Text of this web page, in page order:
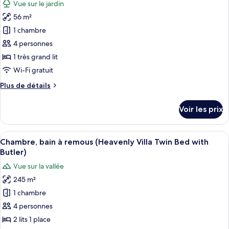
(Heavenly
Pool
Villa
with
Butler)
photos
pour
ce
type
de
chambre :
Forest
King
Bed
with
Butler
Service
Vue sur le jardin
56 m²
1 chambre
4 personnes
1 très grand lit
Wi-Fi gratuit
Plus de détails
Plus
le
type
de
chambre
Impressive
Forest
Corner
Suite
King
Bed
Butler
Voir les prix
Afficher
toutes
photos
pour
ce
type
de
Une chambre d’hôtel avec un lit à
5
Chambre, bain à remous (Heavenly Villa Twin Bed with
Butler)
Vue sur la vallée
245 m²
1 chambre
4 personnes
2 lits 1 place